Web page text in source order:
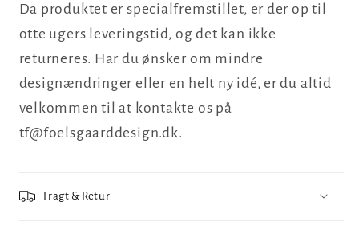
Da produktet er specialfremstillet, er der op til
otte ugers leveringstid, og det kan ikke
returneres. Har du ønsker om mindre
designændringer eller en helt ny idé, er du altid
velkommen til at kontakte os på
tf@foelsgaarddesign.dk.
Fragt & Retur